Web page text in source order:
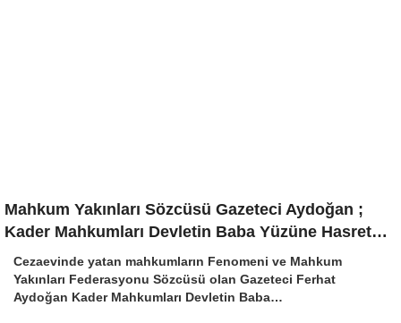
Mahkum Yakınları Sözcüsü Gazeteci Aydoğan ;
Kader Mahkumları Devletin Baba Yüzüne Hasret…
Cezaevinde yatan mahkumların Fenomeni ve Mahkum
Yakınları Federasyonu Sözcüsü olan Gazeteci Ferhat
Aydoğan Kader Mahkumları Devletin Baba…